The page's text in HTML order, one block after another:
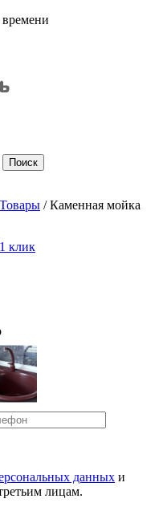
Товары / Каменная мойка
клик
данных и
лицам.